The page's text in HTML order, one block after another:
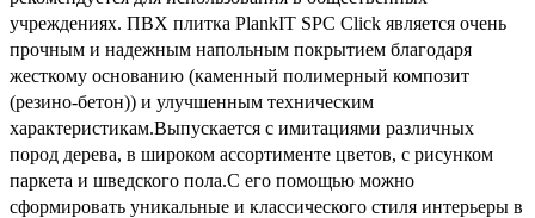
учреждениях. ПВХ плитка PlankIT SPC Click является очень
прочным и надежным напольным покрытием благодаря
жесткому основанию (каменный полимерный композит
(резино-бетон)) и улучшенным техническим
характеристикам.Выпускается с имитациями различных
пород дерева, в широком ассортименте цветов, с рисунком
паркета и шведского пола.С его помощью можно
сформировать уникальные и классического стиля интерьеры в